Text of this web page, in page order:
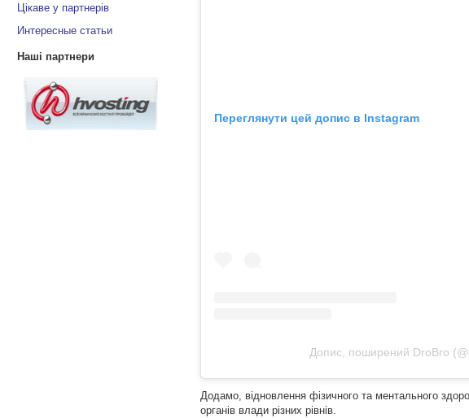
Цікаве у партнерів
Интересные статьи
Наші партнери
Переглянути цей допис в Instagram
Допис, поширений DroBro
Додамо, відновлення фізичного та ментального
органів влади різних рівнів.